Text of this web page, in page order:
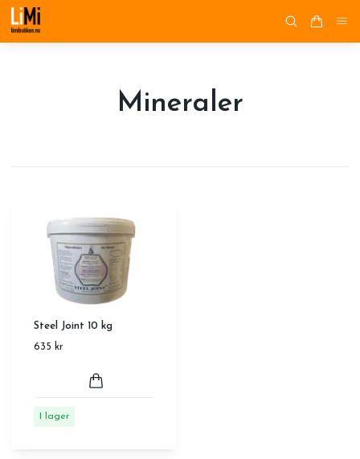
Mineraler
Steel Joint 10 kg
635 kr
I lager